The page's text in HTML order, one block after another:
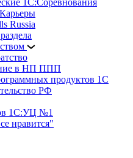
1С:Соревнования
Russia
в НП ППП
продуктов 1С
РФ
1С:УЦ №1
нравится"